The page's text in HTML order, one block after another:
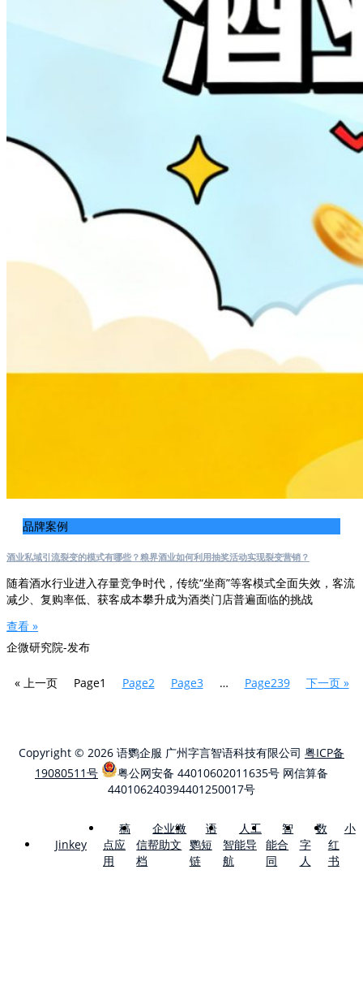
品牌案例
酒业私域引流裂变的模式有哪些？粮界酒业如何利用抽奖活动实现裂变营销？
随着酒水行业进入存量竞争时代，传统“坐商”等客模式全面失效，客流
减少、复购率低、获客成本攀升成为酒类门店普遍面临的挑战
查看 »
企微研究院-发布
« 上一页 Page1 Page2 Page3 … Page239 下一页 »
Copyright © 2026 语鹦企服 广州字言智语科技有限公司 粤ICP备
19080511号
粤公网安备 44010602011635号 网信算备
440106240394401250017号
Jinkey
稿
点应
用
企业微
信帮助文
档
语
鹦短
链
人工
智能导
航
智
能合
同
数
字
人
小
红
书